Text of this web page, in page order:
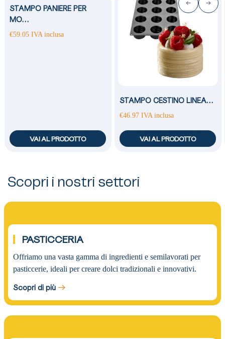
STAMPO PANIERE PER
MO…
€59.05 IVA inclusa
VAI AL PRODOTTO
STAMPO CESTINO LINEA…
€46.97 IVA inclusa
VAI AL PRODOTTO
Scopri i nostri settori
01.
PASTICCERIA
Offriamo una vasta gamma di ingredienti e semilavorati per
pasticcerie, ideali per creare dolci tradizionali e innovativi.
Scopri di più
02.